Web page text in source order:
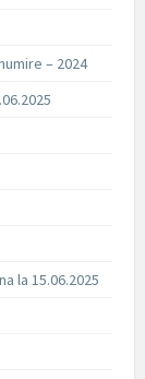
– 2024
la 15.06.2025